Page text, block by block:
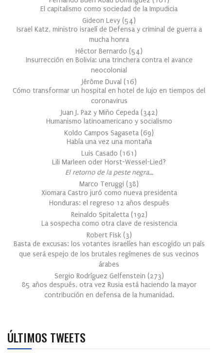
El capitalismo como sociedad de la Impudicia
Gideon Levy (54)
Israel Katz, ministro israelí de Defensa y criminal de guerra a
mucha honra
Héctor Bernardo (54)
Insurrección en Bolivia: una trinchera contra el avance
neocolonial
Jérôme Duval (16)
Cómo transformar un hospital en hotel de lujo en tiempos del
coronavirus
Juan J. Paz y Miño Cepeda (342)
Humanismo latinoamericano y socialismo
Koldo Campos Sagaseta (69)
Había una vez una montaña
Luis Casado (161 )
Lili Marleen oder Horst-Wessel-Lied?
El retorno de la peste negra…
Marco Teruggi (38)
Xiomara Castro juró como nueva presidenta
Honduras: el regreso 12 años después
Reinaldo Spitaletta (192)
La sospecha como otra clave de resistencia
Robert Fisk (3)
Basta de excusas: los votantes israelíes han escogido un país
que será espejo de los brutales regímenes de sus vecinos
árabes
Sergio Rodríguez Gelfenstein (273)
85 años después, otra vez Rusia está haciendo la mayor
contribución en defensa de la humanidad.
ÚLTIMOS TWEETS